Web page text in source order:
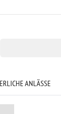
ANLÄSSE